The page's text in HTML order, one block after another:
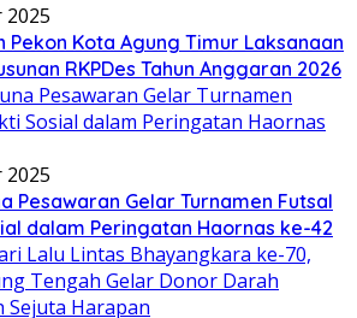
2025
Pekon Kota Agung Timur Laksanaan
RKPDes Tahun Anggaran 2026
2025
Pesawaran Gelar Turnamen Futsal
dalam Peringatan Haornas ke-42